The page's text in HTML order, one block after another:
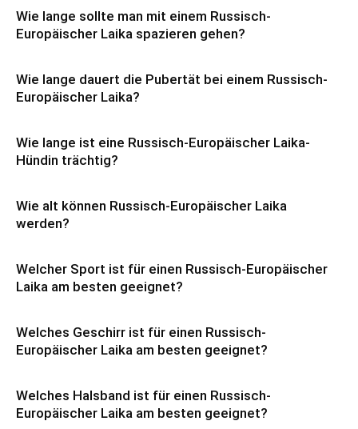
Wie lange sollte man mit einem Russisch-
Europäischer Laika spazieren gehen?
Wie lange dauert die Pubertät bei einem Russisch-
Europäischer Laika?
Wie lange ist eine Russisch-Europäischer Laika-
Hündin trächtig?
Wie alt können Russisch-Europäischer Laika
werden?
Welcher Sport ist für einen Russisch-Europäischer
Laika am besten geeignet?
Welches Geschirr ist für einen Russisch-
Europäischer Laika am besten geeignet?
Welches Halsband ist für einen Russisch-
Europäischer Laika am besten geeignet?